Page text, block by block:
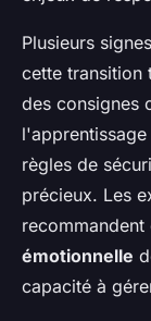
Plusieurs
cette transition
des consignes
règles de
précieux. Les
émotionnelle
capacité à